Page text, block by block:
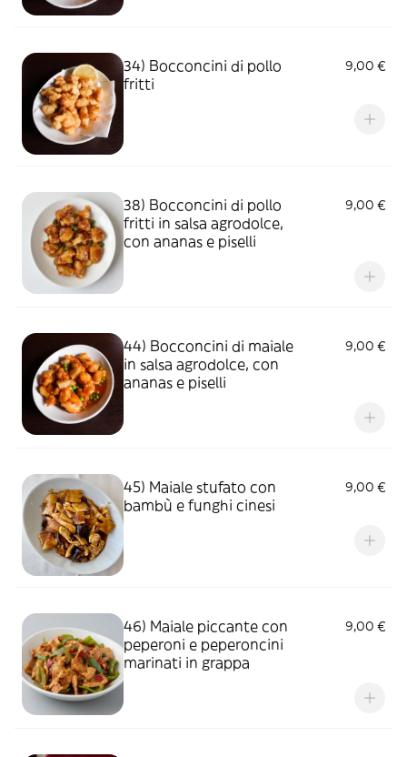
34) Bocconcini di pollo
fritti
9,00 €
38) Bocconcini di pollo
fritti in salsa agrodolce,
con ananas e piselli
9,00 €
44) Bocconcini di maiale
in salsa agrodolce, con
ananas e piselli
9,00 €
45) Maiale stufato con
bambù e funghi cinesi
9,00 €
46) Maiale piccante con
peperoni e peperoncini
marinati in grappa
9,00 €